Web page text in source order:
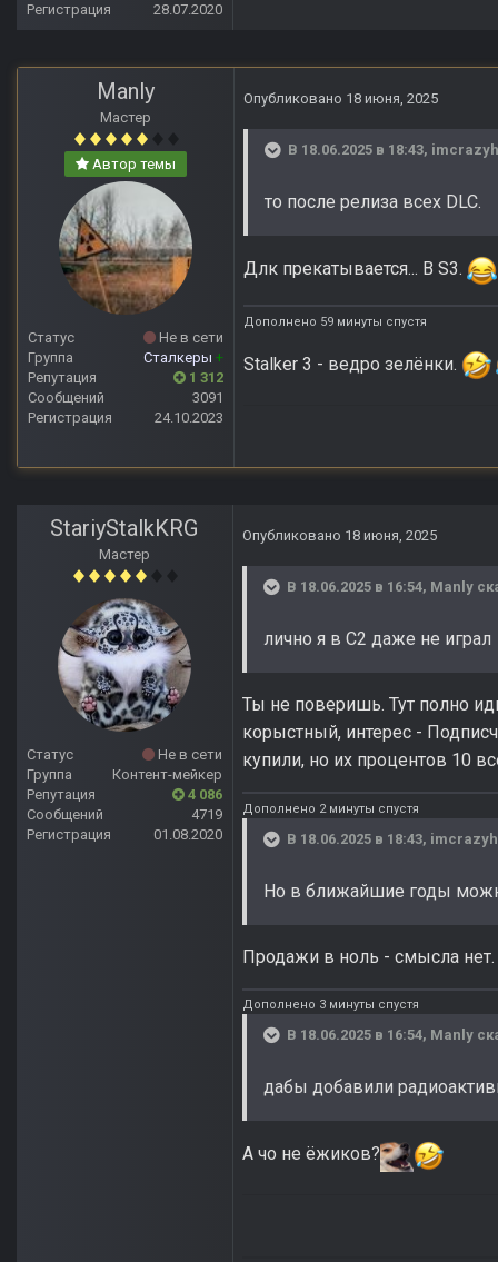
Регистрация
28.07.2020
Manly
Мастер
Автор темы
Статус
Не в сети
Группа
Сталкеры +
Репутация
1 312
Сообщений
3091
Регистрация
24.10.2023
Опубликовано 18 июня, 2025
В 18.06.2025 в 18:43,
то после релиза всех DLC.
Длк прекатывается... В S3.
Дополнено 59 минуты спустя
Stalker 3 - ведро зелёнки.
StariyStalkKRG
Мастер
Статус
Не в сети
Группа
Контент-мейкер
Репутация
4 086
Сообщений
4719
Регистрация
01.08.2020
Опубликовано 18 июня, 2025
В 18.06.2025 в 16:54, Manly
лично я в С2 даже не играл
Ты не поверишь. Тут полно
корыстный, интерес -
купили, но их процентов 10
Дополнено 2 минуты спустя
В 18.06.2025 в 18:43,
Но в ближайшие годы
Продажи в ноль - смысла нет.
Дополнено 3 минуты спустя
В 18.06.2025 в 16:54, Manly
дабы добавили
А чо не ёжиков?